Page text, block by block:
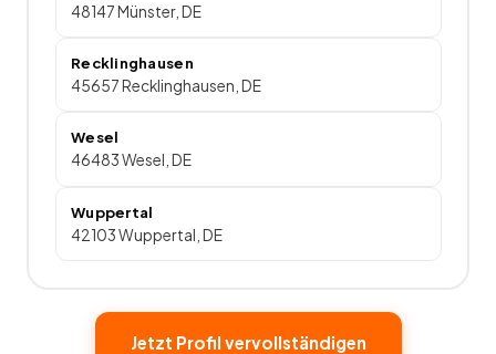
48147 Münster, DE
Recklinghausen
45657 Recklinghausen, DE
Wesel
46483 Wesel, DE
Wuppertal
42103 Wuppertal, DE
Jetzt Profil vervollständigen